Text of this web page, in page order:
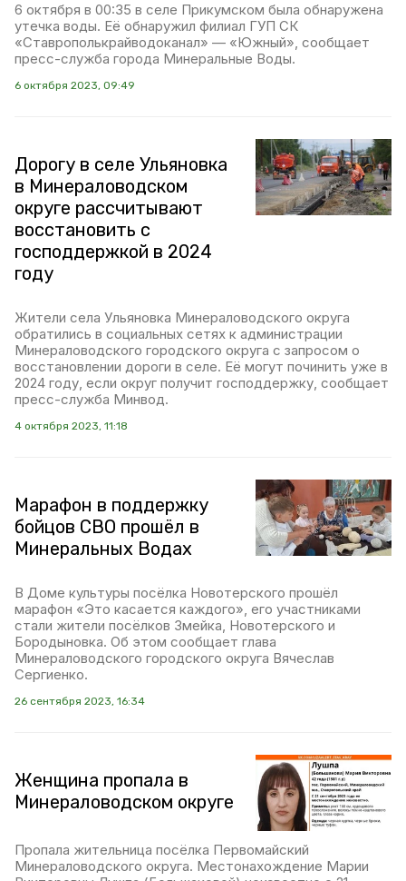
6 октября в 00:35 в селе Прикумском была обнаружена
утечка воды. Её обнаружил филиал ГУП СК
«Ставрополькрайводоканал» — «Южный», сообщает
пресс-служба города Минеральные Воды.
6 октября 2023, 09:49
Дорогу в селе Ульяновка
в Минераловодском
округе рассчитывают
восстановить с
господдержкой в 2024
году
Жители села Ульяновка Минераловодского округа
обратились в социальных сетях к администрации
Минераловодского городского округа с запросом о
восстановлении дороги в селе. Её могут починить уже в
2024 году, если округ получит господдержку, сообщает
пресс-служба Минвод.
4 октября 2023, 11:18
Марафон в поддержку
бойцов СВО прошёл в
Минеральных Водах
В Доме культуры посёлка Новотерского прошёл
марафон «Это касается каждого», его участниками
стали жители посёлков Змейка, Новотерского и
Бородыновка. Об этом сообщает глава
Минераловодского городского округа Вячеслав
Сергиенко.
26 сентября 2023, 16:34
Женщина пропала в
Минераловодском округе
Пропала жительница посёлка Первомайский
Минераловодского округа. Местонахождение Марии